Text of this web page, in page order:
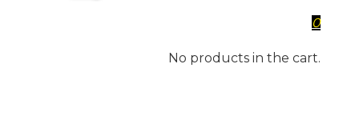
0
No products in the cart.